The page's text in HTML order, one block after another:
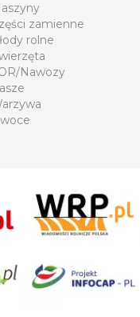
zamienne
rolne
Nawozy